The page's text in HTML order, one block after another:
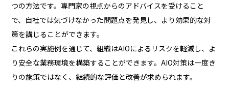
つの方法です。専門家の視点からのアドバイスを受けること
で、自社では気づけなかった問題点を発見し、より効果的な対
策を講じることができます。
これらの実施例を通じて、組織はAIOによるリスクを軽減し、よ
り安全な業務環境を構築することができます。AIO対策は一度き
りの施策ではなく、継続的な評価と改善が求められます。